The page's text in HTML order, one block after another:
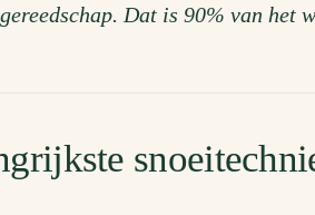
Dat is 90% van het